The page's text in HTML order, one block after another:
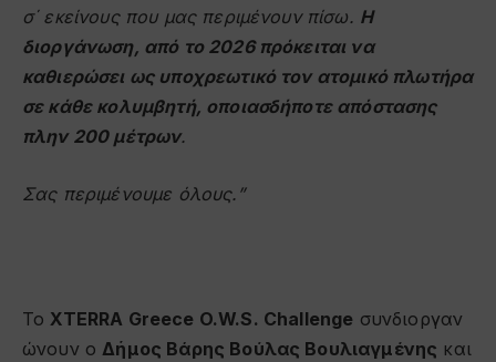
σ΄ εκείνους που μας περιμένουν πίσω. Η
διοργάνωση, από το 2026 πρόκειται να
καθιερώσει ως υποχρεωτικό τον ατομικό πλωτήρα
σε κάθε κολυμβητή, οποιασδήποτε απόστασης
πλην 200 μέτρων.
Σας περιμένουμε όλους.”
ΤοXTERRA Greece O.W.S. Challenge συνδιοργαν
ώνουν οΔήμος Βάρης Βούλας Βουλιαγμένης και